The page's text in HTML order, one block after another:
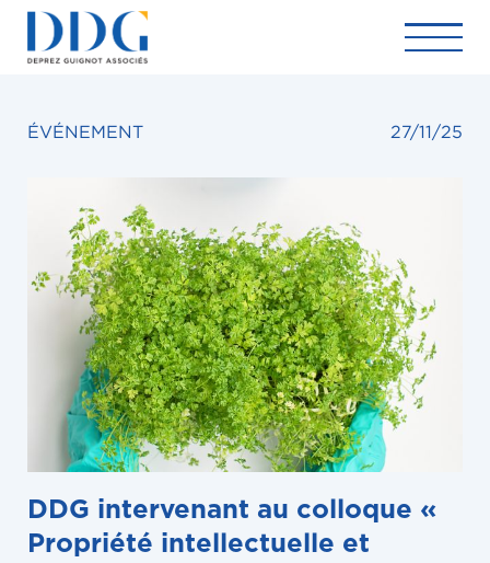
ÉVÉNEMENT 27/11/25
DDG intervenant au colloque «
Propriété intellectuelle et